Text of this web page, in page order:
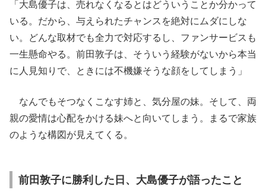
「大島優子は、売れなくなるとはどういうことか分かって
いる。だから、与えられたチャンスを絶対にムダにしな
い。どんな取材でも全力で対応するし、ファンサービスも
一生懸命やる。前田敦子は、そういう経験がないから本当
に人見知りで、ときには不機嫌そうな顔をしてしまう」
なんでもそつなくこなす姉と、気分屋の妹。そして、両
親の愛情は心配をかける妹へと向いてしまう。まるで家族
のような構図が見えてくる。
前田敦子に勝利した日、大島優子が語ったこと